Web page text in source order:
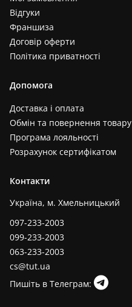
Відгуки
Франшиза
Договір оферти
Політика приватності
Допомога
Доставка і оплата
Обмін та повернення товару
Програма лояльності
Розрахунок сертифікатом
Контакти
Україна, м. Хмельницький
097-233-2003
099-233-2003
063-233-2003
cs@tut.ua
Пишіть в Телеграм: